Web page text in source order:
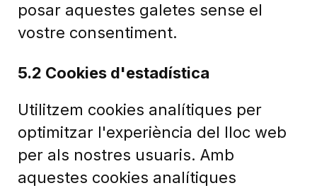
posar aquestes galetes sense el
vostre consentiment.
5.2 Cookies d'estadística
Utilitzem cookies analítiques per
optimitzar l'experiència del lloc web
per als nostres usuaris. Amb
aquestes cookies analítiques